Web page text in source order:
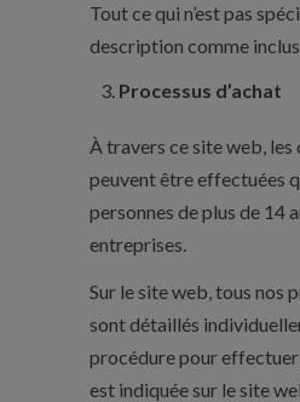
Tout ce qui n’est pas
description comme inclus
Processus d’achat
À travers ce site web, les
peuvent être effectuées
personnes de plus de 14
entreprises.
Sur le site web, tous nos
sont détaillés
procédure pour effectuer
est indiquée sur le site